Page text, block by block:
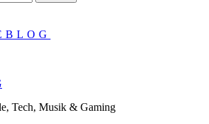
Tech, Musik & Gaming